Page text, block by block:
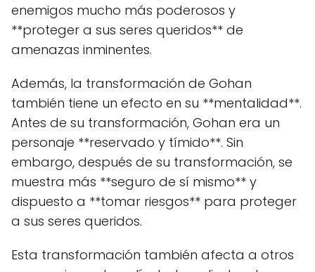
enemigos mucho más poderosos y
**proteger a sus seres queridos** de
amenazas inminentes.
Además, la transformación de Gohan
también tiene un efecto en su **mentalidad**.
Antes de su transformación, Gohan era un
personaje **reservado y tímido**. Sin
embargo, después de su transformación, se
muestra más **seguro de sí mismo** y
dispuesto a **tomar riesgos** para proteger
a sus seres queridos.
Esta transformación también afecta a otros